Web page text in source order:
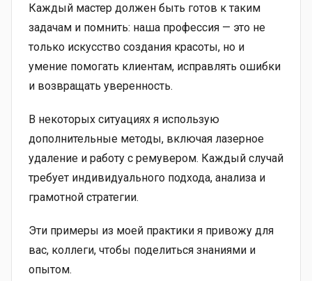
Каждый мастер должен быть готов к таким
задачам и помнить: наша профессия — это не
только искусство создания красоты, но и
умение помогать клиентам, исправлять ошибки
и возвращать уверенность.
В некоторых ситуациях я использую
дополнительные методы, включая лазерное
удаление и работу с ремувером. Каждый случай
требует индивидуального подхода, анализа и
грамотной стратегии.
Эти примеры из моей практики я привожу для
вас, коллеги, чтобы поделиться знаниями и
опытом.